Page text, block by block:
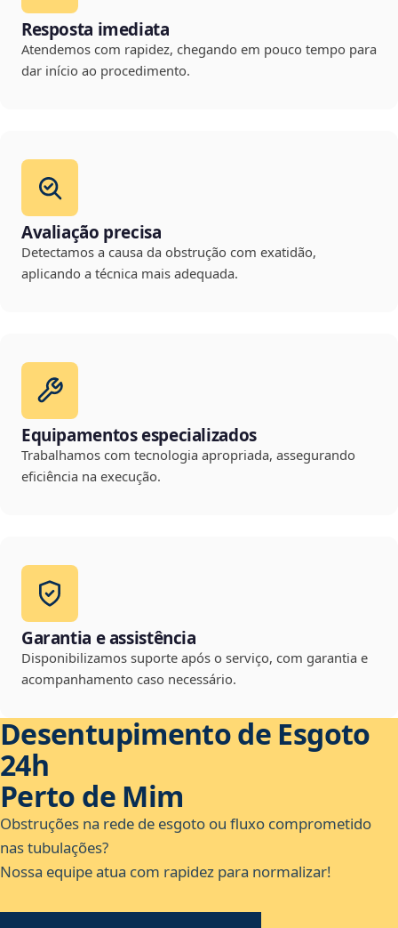
Resposta imediata
Atendemos com rapidez, chegando em pouco tempo para
dar início ao procedimento.
Avaliação precisa
Detectamos a causa da obstrução com exatidão,
aplicando a técnica mais adequada.
Equipamentos especializados
Trabalhamos com tecnologia apropriada, assegurando
eficiência na execução.
Garantia e assistência
Disponibilizamos suporte após o serviço, com garantia e
acompanhamento caso necessário.
Desentupimento de Esgoto
24h
Perto de Mim
Obstruções na rede de esgoto ou fluxo comprometido
nas tubulações?
Nossa equipe atua com rapidez para normalizar!